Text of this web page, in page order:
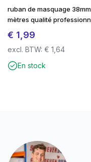
transparente, évitant
Opte pour la qualité
schroevendump.nl
Instagram.
ruban de masquage
mètres qualité
€ 1,99
excl. BTW: € 1,64
En stock